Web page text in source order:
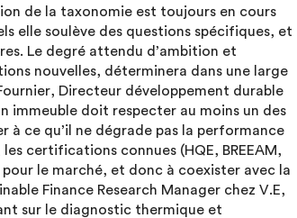
de la taxonomie est toujours en cours
elle soulève des questions spécifiques, et
Le degré attendu d’ambition et
nouvelles, déterminera dans une large
Directeur développement durable
immeuble doit respecter au moins un des
à ce qu’il ne dégrade pas la performance
certifications connues (HQE, BREEAM,
le marché, et donc à coexister avec la
Finance Research Manager chez V.E,
sur le diagnostic thermique et